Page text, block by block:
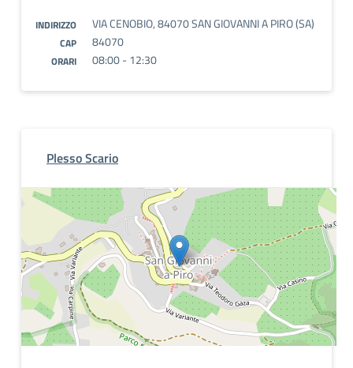
INDIRIZZO VIA CENOBIO, 84070 SAN GIOVANNI A PIRO (SA)
CAP 84070
ORARI 08:00 - 12:30
Plesso Scario